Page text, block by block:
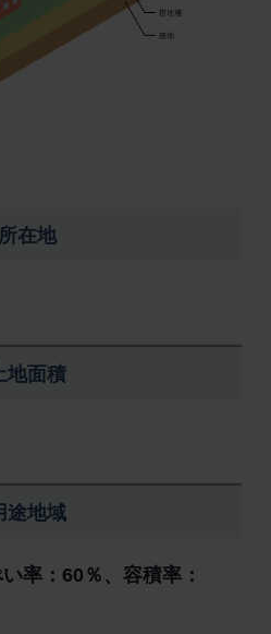
所在地
地面積
途地域
率：60％、容積率：